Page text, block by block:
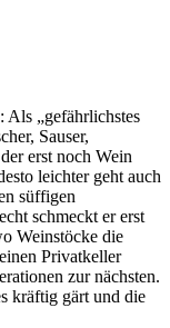
„gefährlichstes
Sauser,
erst noch Wein
leichter geht auch
süffigen
schmeckt er erst
Weinstöcke die
Privatkeller
zur nächsten.
kräftig gärt und die